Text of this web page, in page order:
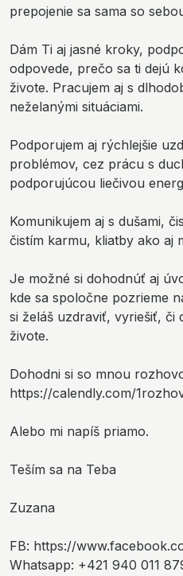
prepojenie sa sama so
Dám Ti aj jasné kroky,
odpovede, prečo sa ti dejú
živote. Pracujem aj s
neželanými situáciami.
Podporujem aj rýchlejšie
problémov, cez prácu s
podporujúcou liečivou
Komunikujem aj s dušami,
čistím karmu, kliatby ako aj
Je možné si dohodnúť aj
kde sa spoločne pozrieme
si želáš uzdraviť, vyriešiť, či
živote.
Dohodni si so mnou
https://calendly.com/
Alebo mi napíš priamo.
Teším sa na Teba
Zuzana
FB: https://
Whatsapp: +421 940 011